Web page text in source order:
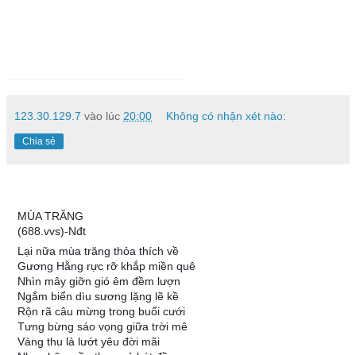
123.30.129.7 vào lúc 20:00 Không có nhận xét nào:
Chia sẻ
MÙA TRĂNG
(688.vvs)-Nđt
Lại nữa mùa trăng thỏa thích về
Gương Hằng rực rỡ khắp miền quê
Nhìn mây giỡn gió êm đềm lượn
Ngắm biển dìu sương lặng lẽ kề
Rộn rã câu mừng trong buổi cưới
Tưng bừng sáo vọng giữa trời mê
Vàng thu lả lướt yêu đời mãi